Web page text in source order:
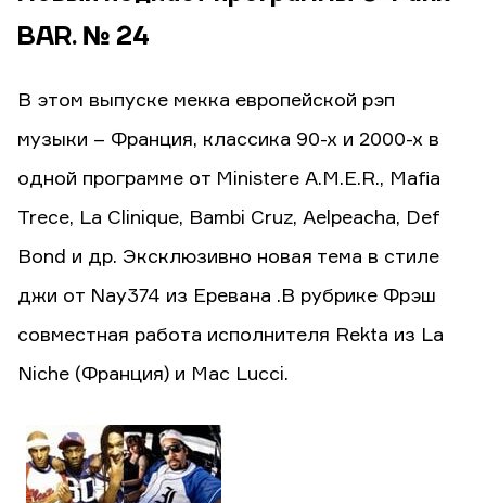
BAR. № 24
В этом выпуске мекка европейской рэп
музыки – Франция, классика 90-х и 2000-х в
одной программе от Ministere A.M.E.R., Mafia
Trece, La Clinique, Bambi Cruz, Aelpeacha, Def
Bond и др. Эксклюзивно новая тема в стиле
джи от Nay374 из Еревана .В рубрике Фрэш
совместная работа исполнителя Rekta из La
Niche (Франция) и Mac Lucci.